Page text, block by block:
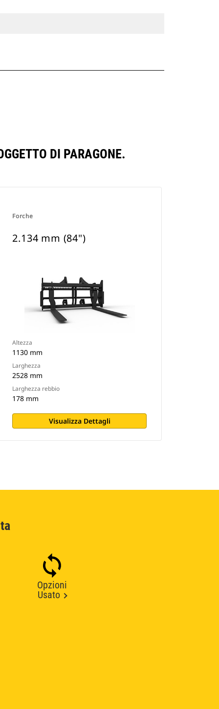
DI PARAGONE.
Forche
2.134 mm (84")
Altezza
1130 mm
Larghezza
2528 mm
Larghezza rebbio
178 mm
Visualizza Dettagli
Opzioni
Usato